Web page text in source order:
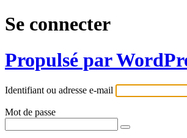
Se connecter
Propulsé par
Identifiant ou adresse e-mail
Mot de passe